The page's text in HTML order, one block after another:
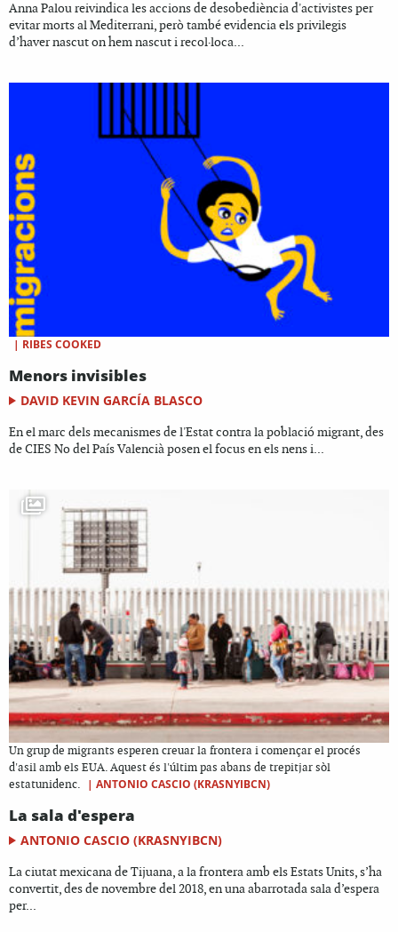
Anna Palou reivindica les accions de desobediència d'activistes per
evitar morts al Mediterrani, però també evidencia els privilegis
d’haver nascut on hem nascut i recol·loca...
| RIBES COOKED
Menors invisibles
DAVID KEVIN GARCÍA BLASCO
En el marc dels mecanismes de l'Estat contra la població migrant, des
de CIES No del País Valencià posen el focus en els nens i...
Un grup de migrants esperen creuar la frontera i començar el procés
d'asil amb els EUA. Aquest és l'últim pas abans de trepitjar sòl
estatunidenc.
| ANTONIO CASCIO (KRASNYIBCN)
La sala d'espera
ANTONIO CASCIO (KRASNYIBCN)
La ciutat mexicana de Tijuana, a la frontera amb els Estats Units, s’ha
convertit, des de novembre del 2018, en una abarrotada sala d’espera
per...